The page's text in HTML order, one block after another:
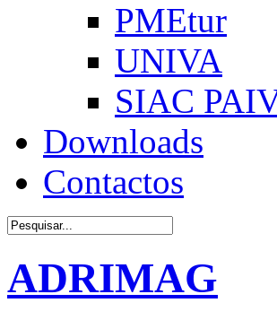
PMEtur
UNIVA
SIAC
Downloads
Contactos
ADRIMAG